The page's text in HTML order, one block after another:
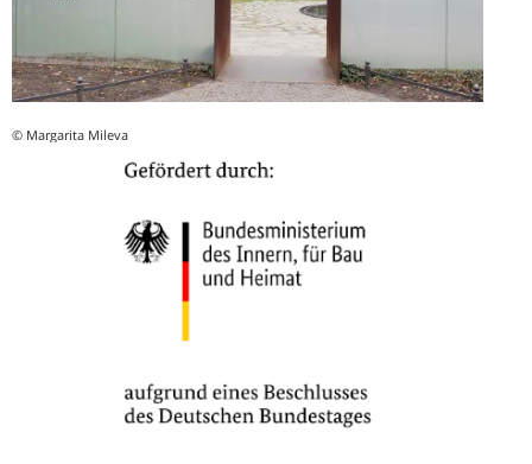
© Margarita Mileva